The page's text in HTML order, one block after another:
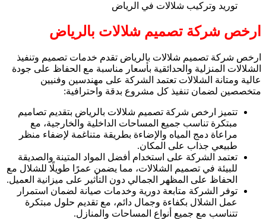
توريد وتركيب شلالات في الرياض
ارخص شركة تصميم شلالات بالرياض
ارخص شركة تصميم شلالات بالرياض تقدم خدمات تصميم وتنفيذ
الشلالات المنزلية والحدائقية بأسعار مناسبة مع الحفاظ على جودة
عالية ومتانة الشلالات تعتمد الشركة على مهندسين وفنيين
متخصصين لضمان تنفيذ كل مشروع بدقة واحترافية:
تتميز ارخص شركة تصميم شلالات بالرياض بتقديم تصاميم
مبتكرة تناسب جميع المساحات الداخلية والخارجية، مع
مراعاة دمج المياه والإضاءة بطريقة متناغمة لإضفاء منظر
طبيعي جذاب على المكان.
تعتمد الشركة على استخدام أفضل المواد المتينة والصديقة
للبيئة في تصميم الشلالات، مما يضمن عمرًا طويلًا للشلال مع
الحفاظ على المظهر الجمالي دون التأثير على ميزانية العميل.
توفر الشركة متابعة دورية وخدمات صيانة لضمان استمرار
عمل الشلال بكفاءة وجمال دائم، مع تقديم حلول مبتكرة
تتناسب مع جميع أنواع المساحات والمنازل.